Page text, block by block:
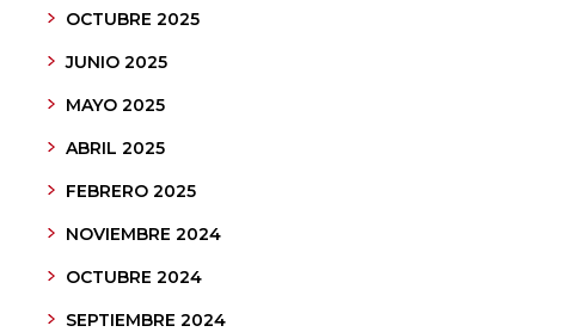
OCTUBRE 2025
JUNIO 2025
MAYO 2025
ABRIL 2025
FEBRERO 2025
NOVIEMBRE 2024
OCTUBRE 2024
SEPTIEMBRE 2024